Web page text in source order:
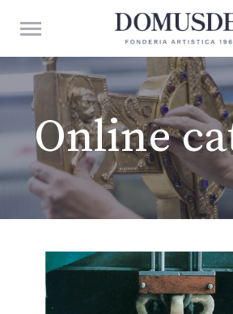
Online